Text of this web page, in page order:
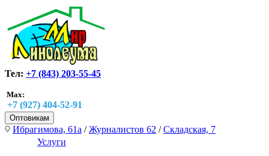
Тел: +7 (843) 203-55-45
Max:
+7 (927) 404-52-91
Оптовикам
Ибрагимова, 61а /Журналистов 62 /Складская, 7
Услуги